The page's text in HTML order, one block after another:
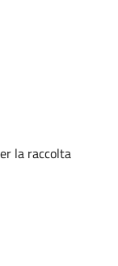
la raccolta